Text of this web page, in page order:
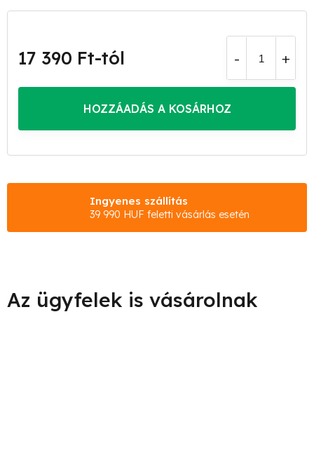
17 390 Ft-tól
HOZZÁADÁS A KOSÁRHOZ
Ingyenes szállítás
39 990 HUF feletti vásárlás esetén